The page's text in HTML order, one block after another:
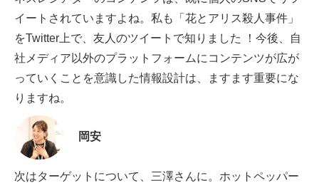
イートされていますよね。私も「花とアリス殺人事件」
をTwitter上で、友人のツイートで知りました ！今後、自
社メディア以外のプラットフォームにコンテンツが広が
っていくことを意識した情報設計は、ますます重要にな
りますね。
岡安
次はターゲットについて、三澤さんに。ホットペッパー